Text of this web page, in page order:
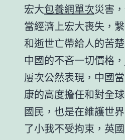
宏大包養網單次災害
當經濟上宏大喪失，
和逝世亡帶給人的苦
中國的不吝一切價格，
屢次公然表現，中國
康的高度擔任和對全
國民，也是在維護世
了小我不受拘束，英